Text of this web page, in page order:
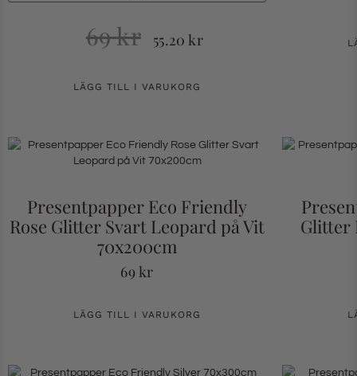
69kr 55.20kr
LÄGG TILL I VARUKORG
Presentpapper Eco Friendly
Rose Glitter Svart Leopard på Vit
70x200cm
69kr
LÄGG TILL I VARUKORG
Glitter